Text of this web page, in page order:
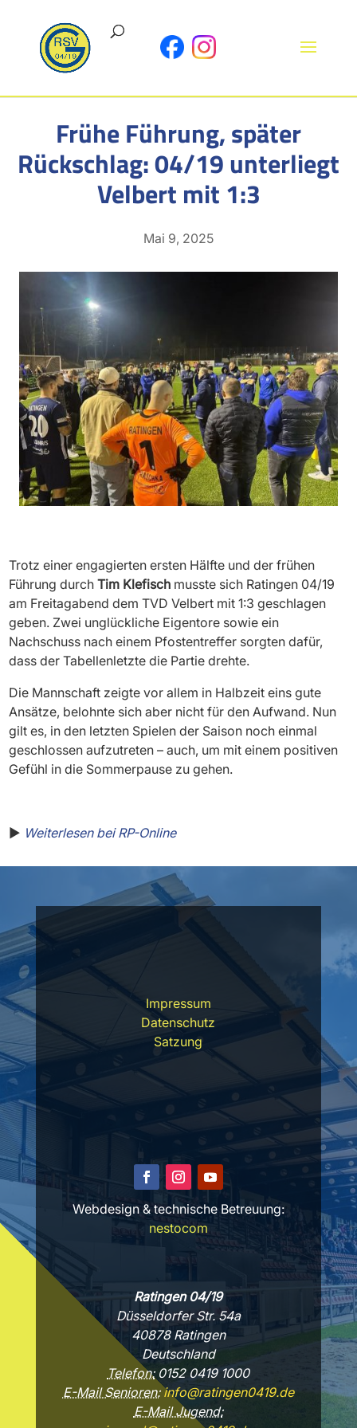
Frühe Führung, später
Rückschlag: 04/19 unterliegt
Velbert mit 1:3
Mai 9, 2025
Trotz einer engagierten ersten Hälfte und der frühen
Führung durchTim Klefisch musste sich Ratingen 04/19
am Freitagabend dem TVD Velbert mit 1:3 geschlagen
geben. Zwei unglückliche Eigentore sowie ein
Nachschuss nach einem Pfostentreffer sorgten dafür,
dass der Tabellenletzte die Partie drehte.
Die Mannschaft zeigte vor allem in Halbzeit eins gute
Ansätze, belohnte sich aber nicht für den Aufwand. Nun
gilt es, in den letzten Spielen der Saison noch einmal
geschlossen aufzutreten – auch, um mit einem positiven
Gefühl in die Sommerpause zu gehen.
▶️ Weiterlesen bei RP-Online
Impressum
Datenschutz
Satzung
Webdesign & technische Betreuung:
nestocom
Ratingen 04/19
Düsseldorfer Str. 54a
40878 Ratingen
Deutschland
Telefon:0152 0419 1000
E-Mail Senioren:info@ratingen0419.de
E-Mail Jugend: